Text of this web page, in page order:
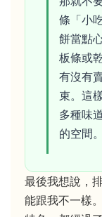
條「小
餅當點
板條或
有沒有
束。這
多種味
的空間。
最後我想說，
能跟我不一樣